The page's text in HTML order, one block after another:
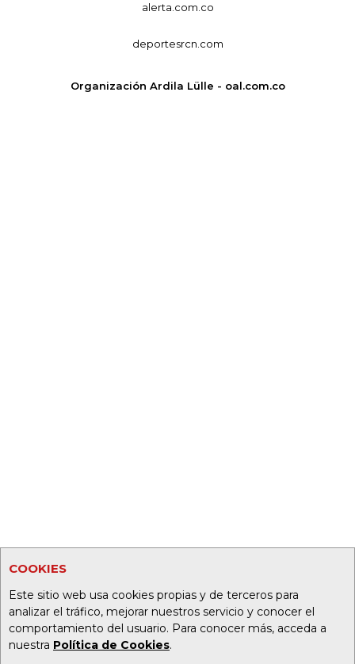
COOKIES
Este sitio web usa cookies propias y de terceros para
analizar el tráfico, mejorar nuestros servicio y conocer el
comportamiento del usuario. Para conocer más, acceda a
nuestra Política de Cookies.
alerta.com.co
deportesrcn.com
Organización Ardila Lülle - oal.com.co